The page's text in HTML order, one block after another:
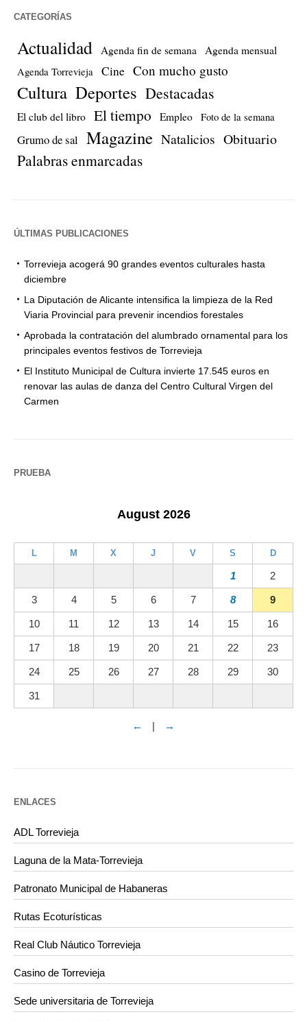
CATEGORÍAS
Actualidad Agenda fin de semana Agenda mensual
Agenda Torrevieja Cine Con mucho gusto
Cultura Deportes Destacadas
El club del libro El tiempo Empleo Foto de la semana
Grumo de sal Magazine Natalicios Obituario
Palabras enmarcadas
ÚLTIMAS PUBLICACIONES
Torrevieja acogerá 90 grandes eventos culturales hasta
diciembre
La Diputación de Alicante intensifica la limpieza de la Red
Viaria Provincial para prevenir incendios forestales
Aprobada la contratación del alumbrado ornamental para los
principales eventos festivos de Torrevieja
El Instituto Municipal de Cultura invierte 17.545 euros en
renovar las aulas de danza del Centro Cultural Virgen del
Carmen
PRUEBA
August 2026
L M X J V S D
1 2
3 4 5 6 7 8 9
10 11 12 13 14 15 16
17 18 19 20 21 22 23
24 25 26 27 28 29 30
31
← | →
ENLACES
ADL Torrevieja
Laguna de la Mata-Torrevieja
Patronato Municipal de Habaneras
Rutas Ecoturísticas
Real Club Náutico Torrevieja
Casino de Torrevieja
Sede universitaria de Torrevieja